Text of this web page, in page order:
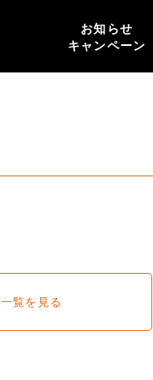
お知らせ
キャンペーン
一覧を見る